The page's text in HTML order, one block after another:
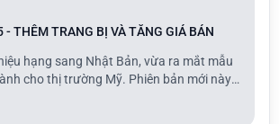
- THÊM TRANG BỊ VÀ TĂNG GIÁ BÁN
hạng sang Nhật Bản, vừa ra mắt mẫu
cho thị trường Mỹ. Phiên bản mới này
của dòng GX, với giá bán tăng nhẹ cùng
chuẩn được bổ sung.